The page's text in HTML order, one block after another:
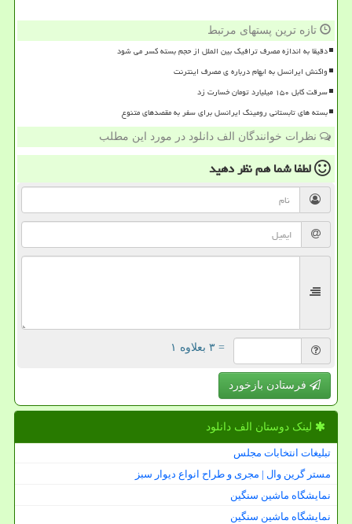
تازه ترین پستهای مرتبط
دقیقا به اندازه مصرف ترافیک بین الملل از حجم بسته کسر می شود
واکنش ایرانسل به ابهام درباره ی مصرف اینترنت
سرقت کابل ۱۵۰ میلیارد تومان خسارت زد
بسته های تابستانی رومینگ ایرانسل برای سفر به مقصدهای متنوع
نظرات خوانندگان الف دانلود در مورد این مطلب
لطفا شما همنظر دهید
= ۳ بعلاوه ۱
فرستادن بازخورد
لینک دوستان الف دانلود
تبلیغات انتخابات مجلس
مستر گرین وال | مجری و طراح انواع دیوار سبز
نمایشگاه ماشین سنگین
نمایشگاه ماشین سنگین